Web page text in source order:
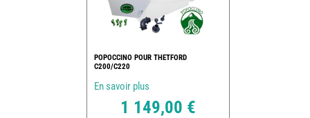
POPOCCINO POUR THETFORD
C200/C220
En savoir plus
1 149,00 €